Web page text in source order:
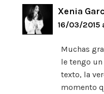
Xenia
16/03/2015
Muchas
le tengo
texto, la
momento